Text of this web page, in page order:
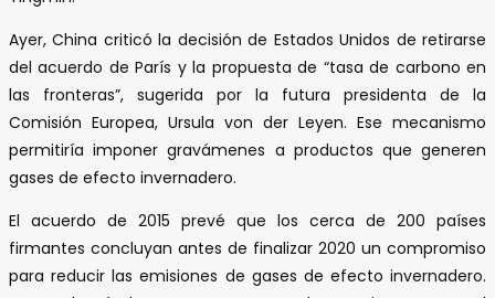
Ayer, China criticó la decisión de Estados Unidos de retirarse
del acuerdo de París y la propuesta de “tasa de carbono en
las fronteras”, sugerida por la futura presidenta de la
Comisión Europea, Ursula von der Leyen. Ese mecanismo
permitiría imponer gravámenes a productos que generen
gases de efecto invernadero.
El acuerdo de 2015 prevé que los cerca de 200 países
firmantes concluyan antes de finalizar 2020 un compromiso
para reducir las emisiones de gases de efecto invernadero.